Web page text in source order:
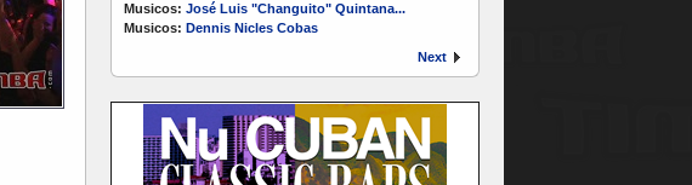
Musicos: José Luis "Changuito" Quintana...
Musicos: Dennis Nicles Cobas
Next